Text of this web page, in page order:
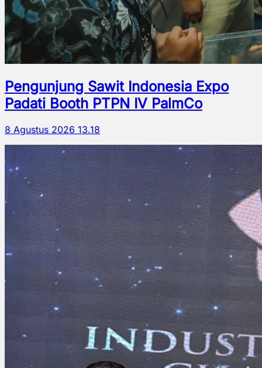
Pengunjung Sawit Indonesia Expo
Padati Booth PTPN IV PalmCo
8 Agustus 2026 13.18